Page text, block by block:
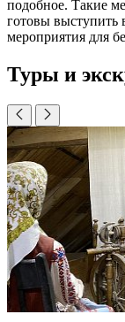
подобное. Такие
готовы выступить
мероприятия для
Туры и